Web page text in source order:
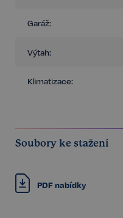
Garáž:
Výtah:
Klimatizace:
Soubory ke stažení
PDF nabídky